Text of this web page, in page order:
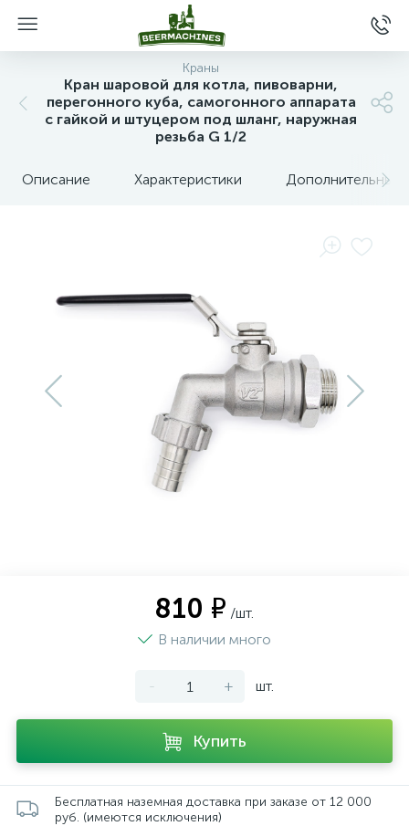
Краны
Кран шаровой для котла, пивоварни,
перегонного куба, самогонного аппарата
с гайкой и штуцером под шланг, наружная
резьба G 1/2
Описание Характеристики Дополнительные
810 ₽ /шт.
В наличии много
- + шт.
Купить
Бесплатная наземная доставка при заказе от 12 000
руб. (имеются исключения)